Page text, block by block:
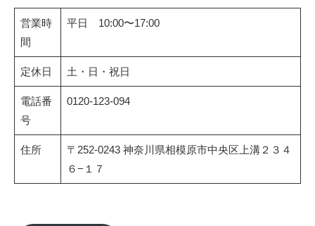
営業時
間
平日 10:00〜17:00
定休日 土・日・祝日
電話番
号
0120-123-094
住所
〒252-0243 神奈川県相模原市中央区上溝２３４
６−１７